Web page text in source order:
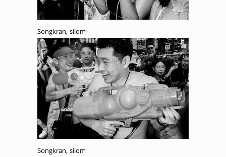
Songkran, silom
Songkran, silom